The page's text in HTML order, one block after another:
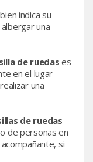
indica su
una
de ruedases
en el lugar
una
de ruedas
de personas en
si